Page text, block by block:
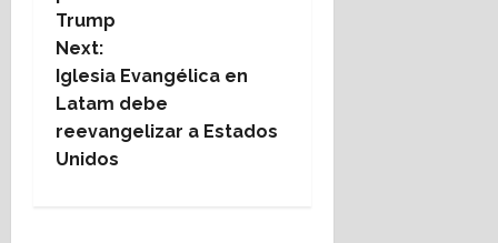
s
t
n
a
Trump
Next:
Iglesia Evangélica en
Latam debe
reevangelizar a Estados
Unidos